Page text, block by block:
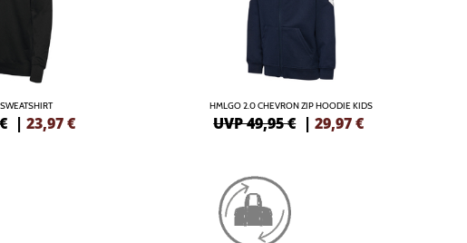
| 23,97€
HMLGO 2.0 CHEVRON ZIP HOODIE KIDS
UVP 49,95 € |29,97€